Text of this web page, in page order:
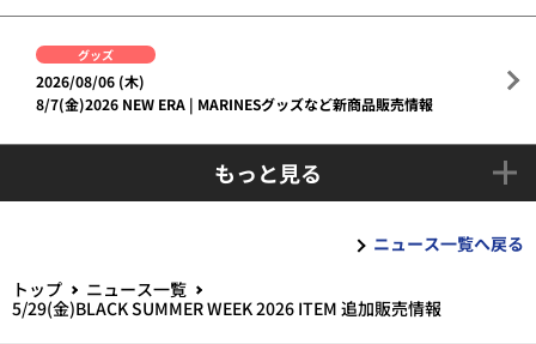
グッズ
2026/08/06 (木)
8/7(金)2026 NEW ERA | MARINESグッズなど新商品販売情報
もっと見る
ニュース一覧へ戻る
トップ
ニュース一覧
5/29(金)BLACK SUMMER WEEK 2026 ITEM 追加販売情報